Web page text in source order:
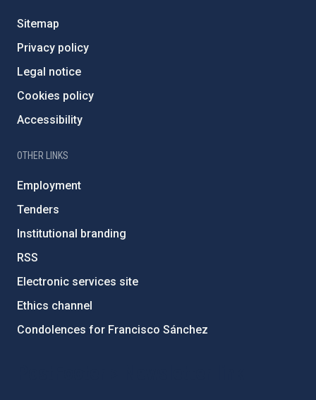
Sitemap
Privacy policy
Legal notice
Cookies policy
Accessibility
OTHER LINKS
Employment
Tenders
Institutional branding
RSS
Electronic services site
Ethics channel
Condolences for Francisco Sánchez